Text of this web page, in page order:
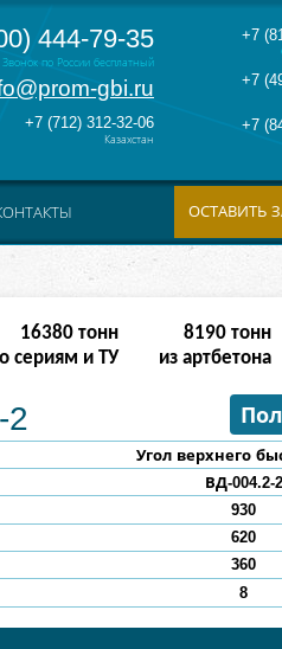
444-79-35
Звонок по России бесплатный
gbi.ru
+7 (712) 312-32-06
Казахстан
+7
+7
+7
ОСТАВИТЬ
32764тонн
сериям и ТУ
16382тонн
из артбетона
2
Угол верхнего
ВД-004.2-2
930
620
360
8